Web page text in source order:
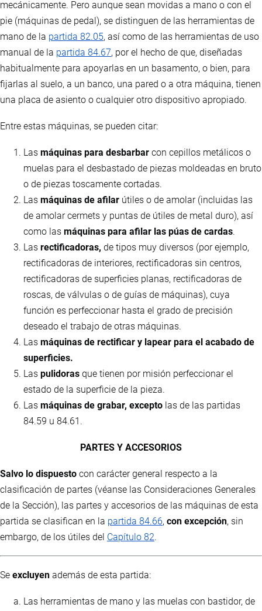
mecánicamente. Pero aunque sean movidas a mano o con el
pie (máquinas de pedal), se distinguen de las herramientas de
mano de la partida 82.05, así como de las herramientas de uso
manual de la partida 84.67, por el hecho de que, diseñadas
habitualmente para apoyarlas en un basamento, o bien, para
fijarlas al suelo, a un banco, una pared o a otra máquina, tienen
una placa de asiento o cualquier otro dispositivo apropiado.
Entre estas máquinas, se pueden citar:
Las máquinas para desbarbar con cepillos metálicos o
muelas para el desbastado de piezas moldeadas en bruto
o de piezas toscamente cortadas.
Las máquinas de afilar útiles o de amolar (incluidas las
de amolar cermets y puntas de útiles de metal duro), así
como las máquinas para afilar las púas de cardas.
Las rectificadoras, de tipos muy diversos (por ejemplo,
rectificadoras de interiores, rectificadoras sin centros,
rectificadoras de superficies planas, rectificadoras de
roscas, de válvulas o de guías de máquinas), cuya
función es perfeccionar hasta el grado de precisión
deseado el trabajo de otras máquinas.
Las máquinas de rectificar y lapear para el acabado de
superficies.
Las pulidoras que tienen por misión perfeccionar el
estado de la superficie de la pieza.
Las máquinas de grabar, excepto las de las partidas
84.59 u 84.61.
PARTES Y ACCESORIOS
Salvo lo dispuesto con carácter general respecto a la
clasificación de partes (véanse las Consideraciones Generales
de la Sección), las partes y accesorios de las máquinas de esta
partida se clasifican en la partida 84.66, con excepción, sin
embargo, de los útiles del Capítulo 82.
Se excluyen además de esta partida:
Las herramientas de mano y las muelas con bastidor, de